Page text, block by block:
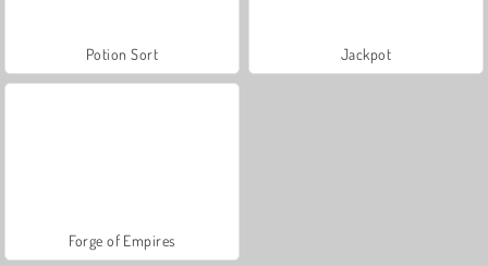
Potion Sort Jackpot
Forge of Empires